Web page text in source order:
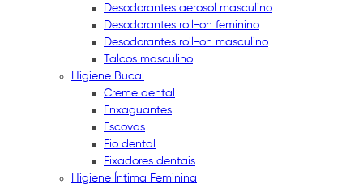
Desodorantes aerosol masculino
Desodorantes roll-on feminino
Desodorantes roll-on masculino
Talcos masculino
Higiene Bucal
Creme dental
Enxaguantes
Escovas
Fio dental
Fixadores dentais
Higiene Íntima Feminina